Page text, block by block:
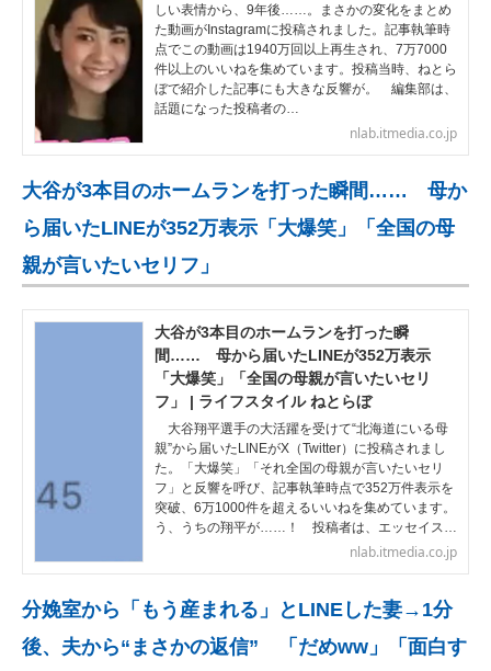
しい表情から、9年後……。まさかの変化をまとめ
た動画がInstagramに投稿されました。記事執筆時
点でこの動画は1940万回以上再生され、7万7000
件以上のいいねを集めています。投稿当時、ねとら
ぼで紹介した記事にも大きな反響が。 編集部は、
話題になった投稿者の…
nlab.itmedia.co.jp
大谷が3本目のホームランを打った瞬間…… 母か
ら届いたLINEが352万表示「大爆笑」「全国の母
親が言いたいセリフ」
大谷が3本目のホームランを打った瞬
間…… 母から届いたLINEが352万表示
「大爆笑」「全国の母親が言いたいセリ
フ」 | ライフスタイル ねとらぼ
大谷翔平選手の大活躍を受けて“北海道にいる母
親”から届いたLINEがX（Twitter）に投稿されまし
た。「大爆笑」「それ全国の母親が言いたいセリ
フ」と反響を呼び、記事執筆時点で352万件表示を
突破、6万1000件を超えるいいねを集めています。
う、うちの翔平が……！ 投稿者は、エッセイス…
nlab.itmedia.co.jp
分娩室から「もう産まれる」とLINEした妻→1分
後、夫から“まさかの返信” 「だめww」「面白す